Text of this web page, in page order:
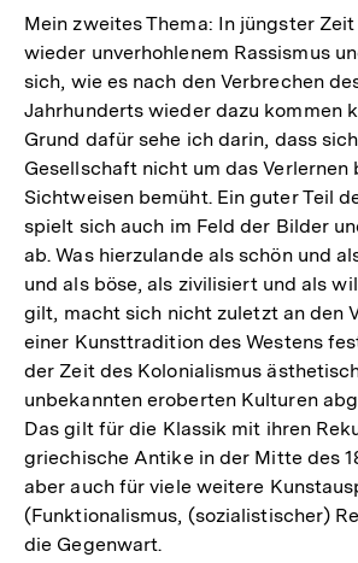
Mein zweites Thema: In jüngster
wieder unverhohlenem Rassismus
sich, wie es nach den Verbrechen
Jahrhunderts wieder dazu kommen
Grund dafür sehe ich darin, dass
Gesellschaft nicht um das Verlernen
Sichtweisen bemüht. Ein guter Teil
spielt sich auch im Feld der Bilder
ab. Was hierzulande als schön und
und als böse, als zivilisiert und als
gilt, macht sich nicht zuletzt an den
einer Kunsttradition des Westens
der Zeit des Kolonialismus
unbekannten eroberten Kulturen
Das gilt für die Klassik mit ihren
griechische Antike in der Mitte des
aber auch für viele weitere
(Funktionalismus, (sozialistischer)
die Gegenwart.